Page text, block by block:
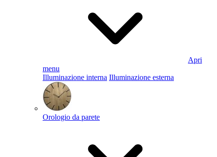
Apri
menu
Illuminazione interna Illuminazione esterna
Orologio da parete